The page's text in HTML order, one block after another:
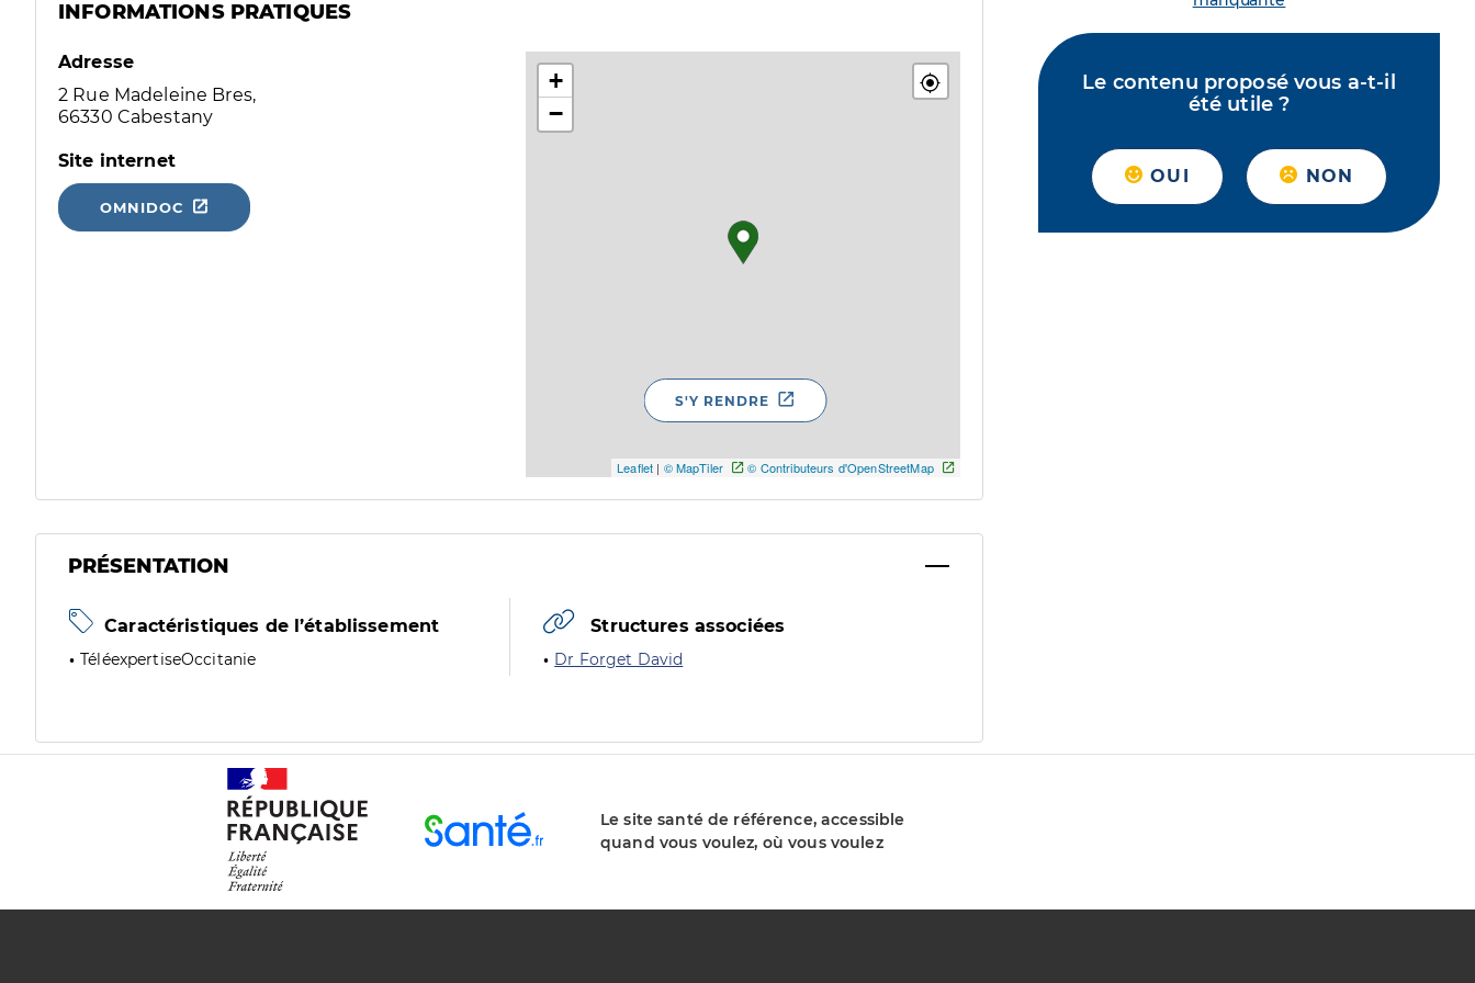
INFORMATIONS PRATIQUES
Adresse
2 Rue Madeleine Bres,
66330 Cabestany
Site internet
OMNIDOC
+
−
Leaflet | © MapTiler © Contributeurs d'OpenStreetMap
S'Y RENDRE
PRÉSENTATION
Caractéristiques de l’établissement
TéléexpertiseOccitanie
Structures associées
Dr Forget David
Le contenu proposé vous a-t-il
été utile ?
OUI NON
Le site santé de référence, accessible
quand vous voulez, où vous voulez